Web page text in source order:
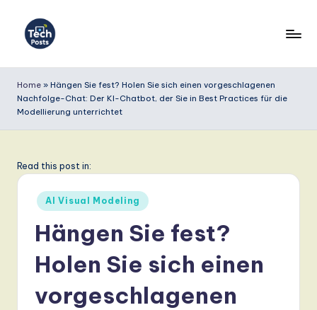
e
c
o
G
Home » Hängen Sie fest? Holen Sie sich einen vorgeschlagenen
Nachfolge-Chat: Der KI-Chatbot, der Sie in Best Practices für die
Modellierung unterrichtet
Read this post in:
Posted
in
AI Visual Modeling
Hängen Sie fest?
Holen Sie sich einen
vorgeschlagenen